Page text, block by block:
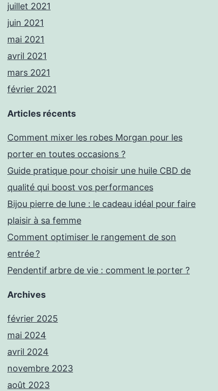
juillet 2021
juin 2021
mai 2021
avril 2021
mars 2021
février 2021
Articles récents
Comment mixer les robes Morgan pour les
porter en toutes occasions ?
Guide pratique pour choisir une huile CBD de
qualité qui boost vos performances
Bijou pierre de lune : le cadeau idéal pour faire
plaisir à sa femme
Comment optimiser le rangement de son
entrée ?
Pendentif arbre de vie : comment le porter ?
Archives
février 2025
mai 2024
avril 2024
novembre 2023
août 2023